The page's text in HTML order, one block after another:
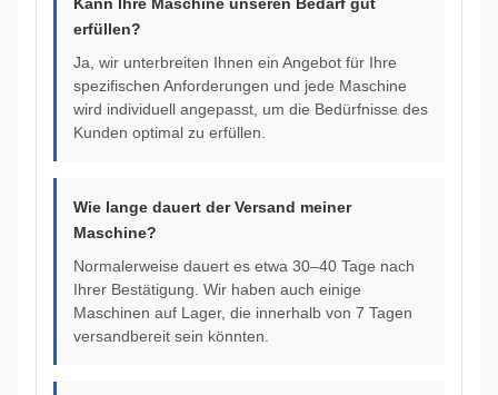
erfüllen?
Ja, wir unterbreiten Ihnen ein Angebot für Ihre
spezifischen Anforderungen und jede Maschine
wird individuell angepasst, um die Bedürfnisse des
Kunden optimal zu erfüllen.
Wie lange dauert der Versand meiner
Maschine?
Normalerweise dauert es etwa 30–40 Tage nach
Ihrer Bestätigung. Wir haben auch einige
Maschinen auf Lager, die innerhalb von 7 Tagen
versandbereit sein könnten.